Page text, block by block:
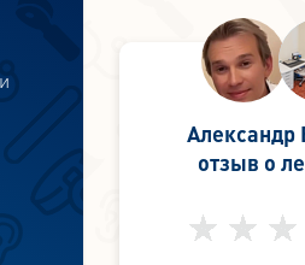
Александр
отзыв о